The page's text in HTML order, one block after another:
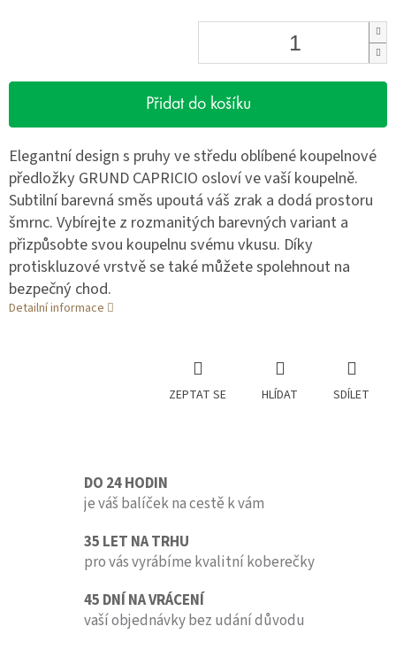
Přidat do košíku
Elegantní design s pruhy ve středu oblíbené koupelnové
předložky GRUND CAPRICIO osloví ve vaší koupelně.
Subtilní barevná směs upoutá váš zrak a dodá prostoru
šmrnc. Vybírejte z rozmanitých barevných variant a
přizpůsobte svou koupelnu svému vkusu. Díky
protiskluzové vrstvě se také můžete spolehnout na
bezpečný chod.
Detailní informace
ZEPTAT SE HLÍDAT SDÍLET
DO 24 HODIN
je váš balíček na cestě k vám
35 LET NA TRHU
pro vás vyrábíme kvalitní koberečky
45 DNÍ NA VRÁCENÍ
vaší objednávky bez udání důvodu